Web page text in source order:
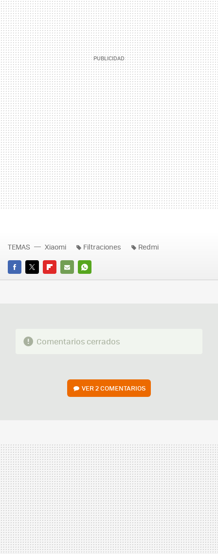
FACEBOOK
TWITTERFLIPBOARD
E-
WHATSAPP
TEMAS Xiaomi Filtraciones Redmi
Comentarios cerrados
VER2 COMENTARIOS